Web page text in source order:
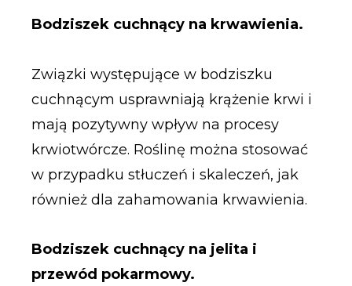
Bodziszek cuchnący na krwawienia.
Związki występujące w bodziszku
cuchnącym usprawniają krążenie krwi i
mają pozytywny wpływ na procesy
krwiotwórcze. Roślinę można stosować
w przypadku stłuczeń i skaleczeń, jak
również dla zahamowania krwawienia.
Bodziszek cuchnący na jelita i
przewód pokarmowy.